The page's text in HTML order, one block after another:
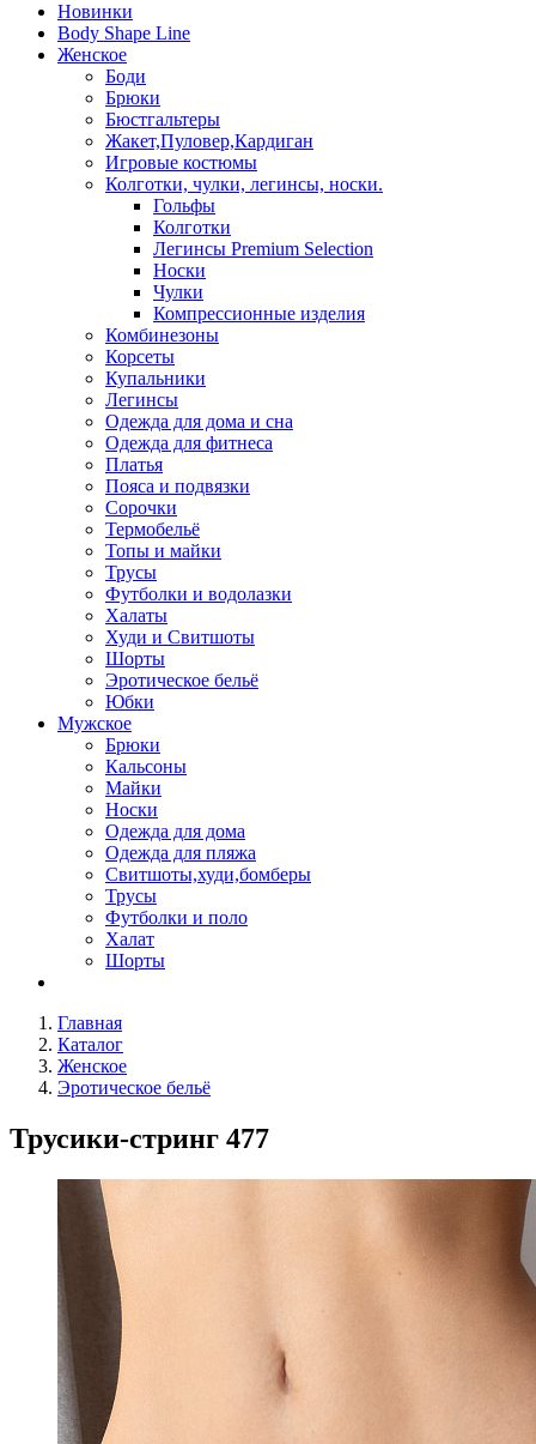
Новинки
Body Shape Line
Женское
Боди
Брюки
Бюстгальтеры
Жакет,Пуловер,Кардиган
Игровые костюмы
Колготки, чулки, легинсы, носки.
Гольфы
Колготки
Легинсы Premium Selection
Носки
Чулки
Компрессионные изделия
Комбинезоны
Корсеты
Купальники
Легинсы
Одежда для дома и сна
Одежда для фитнеса
Платья
Пояса и подвязки
Сорочки
Термобельё
Топы и майки
Трусы
Футболки и водолазки
Халаты
Худи и Свитшоты
Шорты
Эротическое бельё
Юбки
Мужское
Брюки
Кальсоны
Майки
Носки
Одежда для дома
Одежда для пляжа
Свитшоты,худи,бомберы
Трусы
Футболки и поло
Халат
Шорты
Главная
Каталог
Женское
Эротическое бельё
Трусики-стринг 477